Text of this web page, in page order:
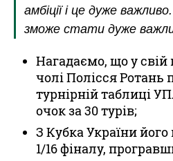
амбіції і це дуже
зможе стати дуже
Нагадаємо, що у
чолі Полісся Ротань
турнірній таблиці
очок за 30 турів;
З Кубка України
1/16 фіналу,